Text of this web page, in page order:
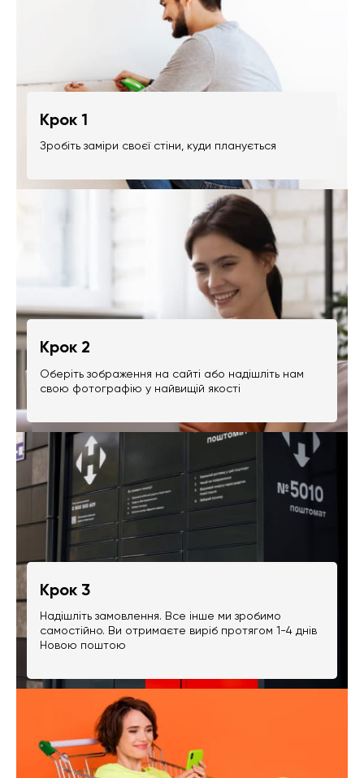
Крок 1
Зробіть заміри своєї стіни, куди планується
Крок 2
Оберіть зображення на сайті або надішліть нам
свою фотографію у найвищій якості
Крок 3
Надішліть замовлення. Все інше ми зробимо
самостійно. Ви отримаєте виріб протягом 1-4 днів
Новою поштою